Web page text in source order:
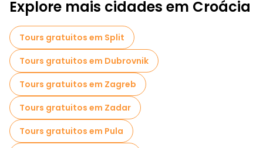
Explore mais cidades em Croácia
Tours gratuitos em Split
Tours gratuitos em Dubrovnik
Tours gratuitos em Zagreb
Tours gratuitos em Zadar
Tours gratuitos em Pula